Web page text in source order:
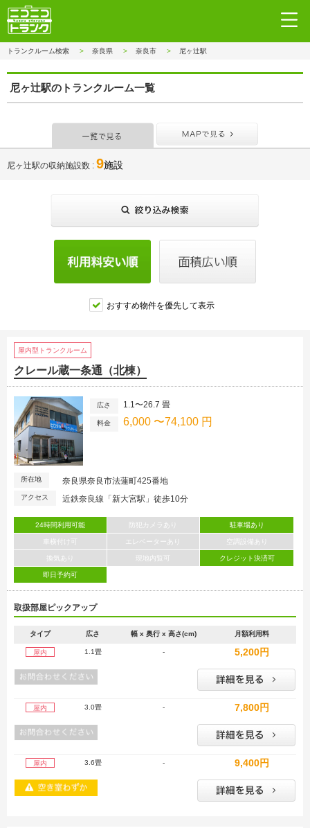
トランクルーム検索 奈良県 奈良市 尼ヶ辻駅
尼ヶ辻駅のトランクルーム一覧
尼ヶ辻駅の収納施設数 9施設
おすすめ物件を優先して表示
屋内型トランクルーム
クレール蔵一条通（北棟）
広さ 1.1〜26.7 畳
料金 6,000 〜74,100 円
所在地 奈良県奈良市法蓮町425番地
アクセス 近鉄奈良線「新大宮駅」徒歩10分
24時間利用可能 防犯カメラあり 駐車場あり
車横付け可 エレベーターあり 空調設備あり
換気あり 現地内覧可 クレジット決済可
即日予約可
取扱部屋ピックアップ
タイプ 広さ 幅 x 奥行 x 高さ(cm) 月額利用料
屋内 1.1畳 - 5,200円
屋内 3.0畳 - 7,800円
屋内 3.6畳 - 9,400円